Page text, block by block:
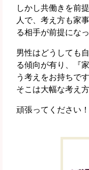
しかし共働きを前
人で、考え方も家
る相手が前提にな
男性はどうしても
る傾向が有り、『
う考えをお持ちで
そこは大幅な考え
頑張ってください！